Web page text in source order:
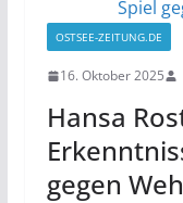
OSTSEE-ZEITUNG.DE
16. Oktober 2025
Hansa
gegen